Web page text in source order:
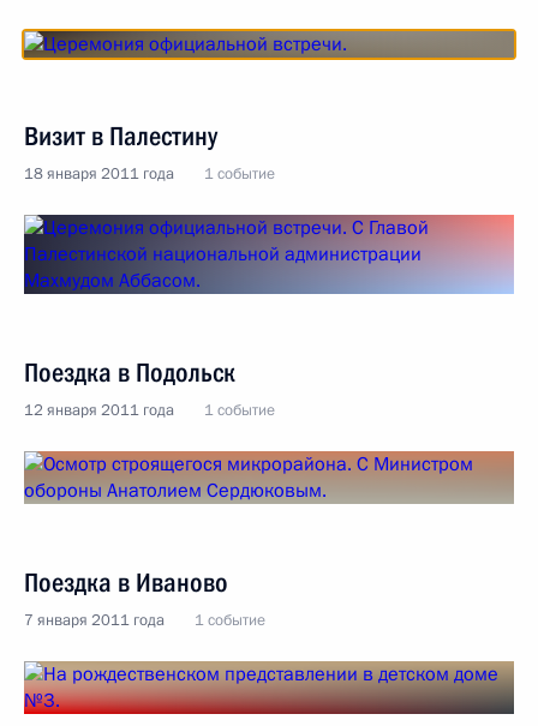
Визит в Палестину
18 января 2011 года 1 событие
Поездка в Подольск
12 января 2011 года 1 событие
Поездка в Иваново
7 января 2011 года 1 событие